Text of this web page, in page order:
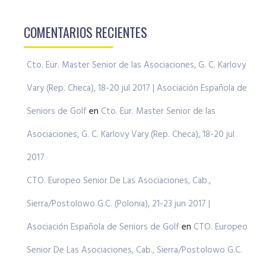
COMENTARIOS RECIENTES
Cto. Eur. Master Senior de las Asociaciones, G. C. Karlovy
Vary (Rep. Checa), 18-20 jul 2017 | Asociación Española de
Seniors de Golf en Cto. Eur. Master Senior de las
Asociaciones, G. C. Karlovy Vary (Rep. Checa), 18-20 jul
2017
CTO. Europeo Senior De Las Asociaciones, Cab.,
Sierra/Postolowo G.C. (Polonia), 21-23 jun 2017 |
Asociación Española de Seniors de Golf en CTO. Europeo
Senior De Las Asociaciones, Cab., Sierra/Postolowo G.C.